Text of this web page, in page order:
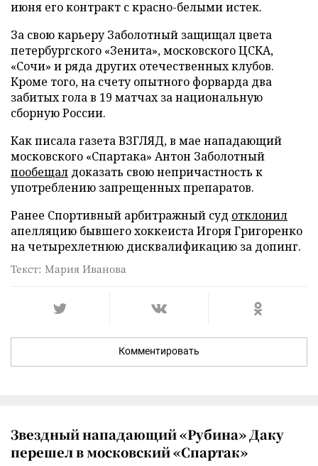
июня его контракт с красно-белыми истек.
За свою карьеру Заболотный защищал цвета
петербургского «Зенита», московского ЦСКА,
«Сочи» и ряда других отечественных клубов.
Кроме того, на счету опытного форварда два
забитых гола в 19 матчах за национальную
сборную России.
Как писала газета ВЗГЛЯД, в мае нападающий
московского «Спартака» Антон Заболотный
пообещал доказать свою непричастность к
употреблению запрещенных препаратов.
Ранее Спортивный арбитражный суд отклонил
апелляцию бывшего хоккеиста Игоря Григоренко
на четырехлетнюю дисквалификацию за допинг.
Текст: Мария Иванова
Комментировать
Звездный нападающий «Рубина» Даку
перешел в московский «Спартак»